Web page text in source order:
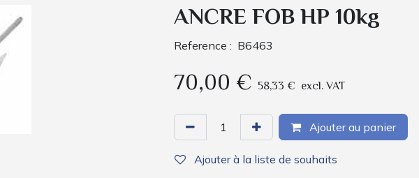
ANCRE FOB HP 10kg
Reference : B6463
70,00 € 58,33 € excl. VAT
Ajouter au panier
Ajouter à la liste de souhaits